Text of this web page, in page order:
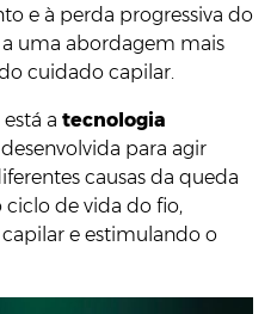
e à perda progressiva do
uma abordagem mais
cuidado capilar.
a tecnologia
desenvolvida para agir
causas da queda
de vida do fio,
e estimulando o